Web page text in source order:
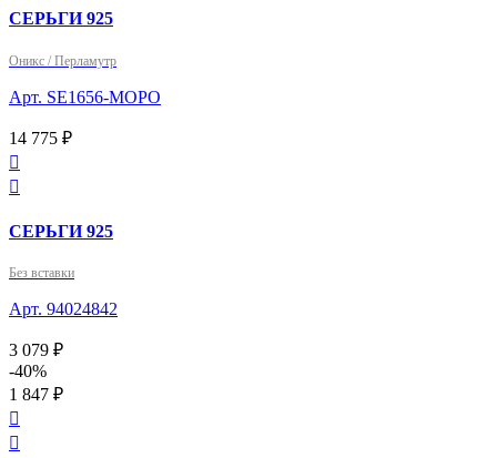
СЕРЬГИ 925
Оникс / Перламутр
Арт. SE1656-MOPO
14 775 ₽


СЕРЬГИ 925
Без вставки
Арт. 94024842
3 079 ₽
-40%
1 847 ₽

